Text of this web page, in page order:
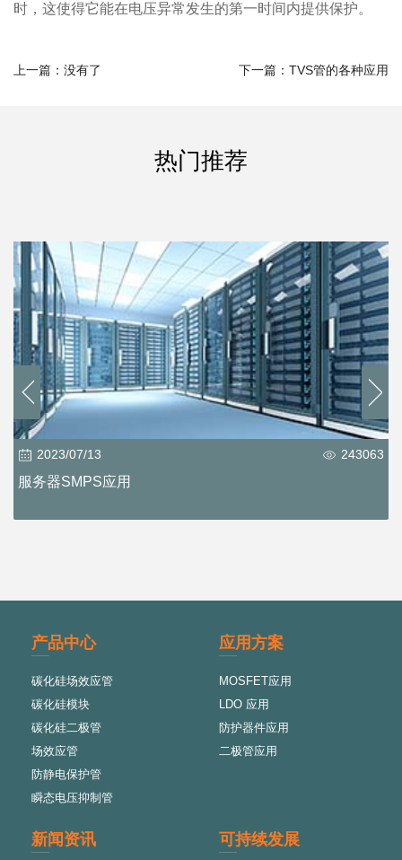
时，这使得它能在电压异常发生的第一时间内提供保护。
上一篇：没有了 下一篇：TVS管的各种应用
热门推荐
2023/07/13 243063
服务器SMPS应用
产品中心
碳化硅场效应管
碳化硅模块
碳化硅二极管
场效应管
防静电保护管
瞬态电压抑制管
应用方案
MOSFET应用
LDO 应用
防护器件应用
二极管应用
新闻资讯 可持续发展